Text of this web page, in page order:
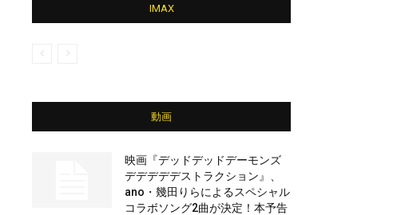
IMAX
動画
映画『デッドデッドデーモンズ
デデデデデストラクション』、
ano・幾田りらによるスペシャル
コラボソング2曲が決定！本予告